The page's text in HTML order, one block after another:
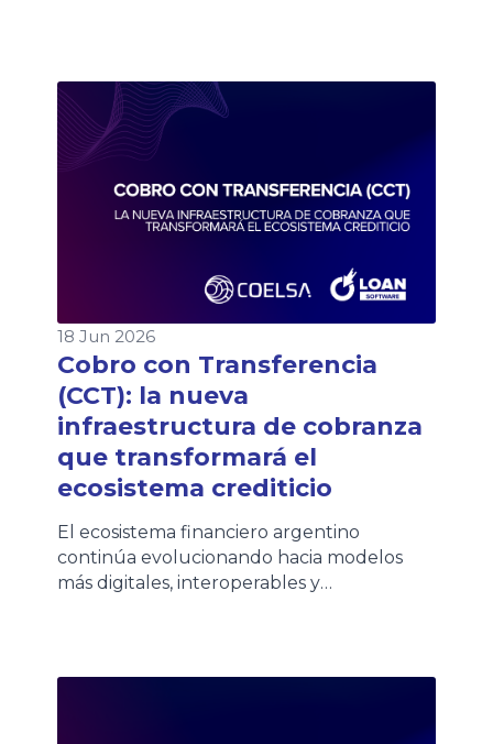
elaborado por el ITBA y la Cámara
Argentina Fintech, más de 8,1 millones de
personas ya acceden a crédito fintech en
[…]
18 Jun 2026
Cobro con Transferencia
(CCT): la nueva
infraestructura de cobranza
que transformará el
ecosistema crediticio
El ecosistema financiero argentino
continúa evolucionando hacia modelos
más digitales, interoperables y
(CCT), una iniciativa impulsada por la